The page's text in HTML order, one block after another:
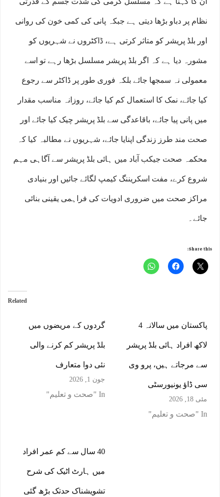
نظام پر دباو بڑھا دیتی ہے جبکہ پانی کی کمی خون کی روانی
اور بلڈ پریشر کو متاثر کرتی ہے، ڈاکٹروں نے شہریوں کو
مشورہ دیا ہے کہ اگر بلڈ پریشر مسلسل بڑھا رہے تو اسے
معمولی نہ سمجھا جائے بلکہ فوری طور پر ڈاکٹر سے رجوع
کیا جائے، نمک کا استعمال کم کیا جائے، روزانہ مناسب مقدار
میں پانی پیا جائے، باقاعدگی سے بلڈ پریشر چیک کیا جائے اور
صحت مند طرز زندگی اپنایا جائے، شہریوں نے مطالبہ کیا کہ
محکمہ صحت جیکب آباد میں ہائی بلڈ پریشر سے آگاہی مہم
شروع کرے، مفت اسکریننگ کیمپ لگائے جائیں اور بنیادی
مراکز صحت میں ضروری ادویات کی فراہمی یقینی بنائی
جائے۔
Share this:
Related
گردوں کے مریضوں میں
بلڈ پریشر کم کرنے والی
نئی دوا متعارف
جون 1, 2026
In "صحت و تعلیم"
پاکستان میں سالانہ 4
لاکھ افراد ہائی بلڈ پریشر
سے مرجاتے ہیں، پرو وی
سی ڈاﺅ یونیورسٹی
مئی 18, 2026
In "صحت و تعلیم"
40 سال سے کم عمر افراد
میں ہارٹ اٹیک کی شرح
تشویشناک حدتک بڑھ گئی